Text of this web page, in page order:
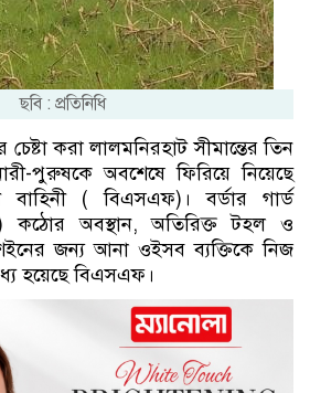
ছবি : প্রতিনিধি
করা লালমনিরহাট সীমান্তের তিন
পুরুষকে অবশেষে ফিরিয়ে নিয়েছে
বাহিনী ( বিএসএফ)। বর্ডার গার্ড
কঠোর অবস্থান, অতিরিক্ত টহল ও
জন্য আনা ওইসব ব্যক্তিকে নিজ
হয়েছে বিএসএফ।